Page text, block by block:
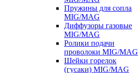
Пружины для сопла
MIG/MAG
Диффузоры газовые
MIG/MAG
Ролики подачи
проволоки MIG/MAG
Шейки горелок
(гусаки) MIG/MAG